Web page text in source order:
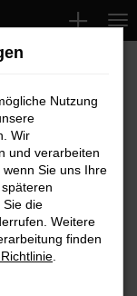
Sie im
Nutzung
Wir
und verarbeiten
Sie uns Ihre
die
Weitere
finden